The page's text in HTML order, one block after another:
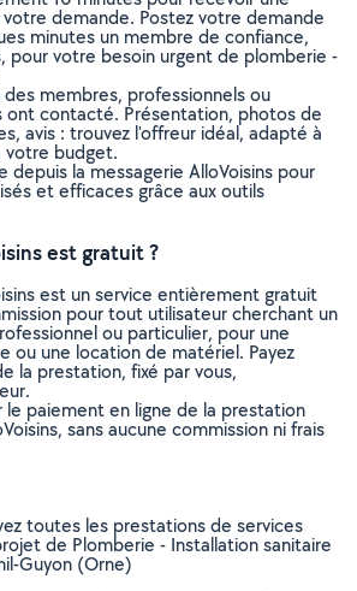
demande. Postez votre demande
minutes un membre de confiance,
pour votre besoin urgent de plomberie -
membres, professionnels ou
ont contacté. Présentation, photos de
avis : trouvez l'offreur idéal, adapté à
budget.
depuis la messagerie AlloVoisins pour
et efficaces grâce aux outils
est gratuit ?
est un service entièrement gratuit
pour tout utilisateur cherchant un
ou particulier, pour une
ou une location de matériel. Payez
la prestation, fixé par vous,
le paiement en ligne de la prestation
sans aucune commission ni frais
toutes les prestations de services
de Plomberie - Installation sanitaire
Guyon (Orne)